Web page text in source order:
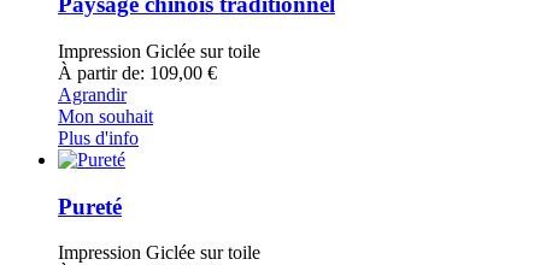
Impression Giclée sur toile
À partir de: 109,00 €
Agrandir
Mon souhait
Plus d'info
Pureté
Impression Giclée sur toile